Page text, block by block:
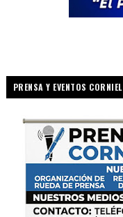
PRENSA Y EVENTOS CORNIEL